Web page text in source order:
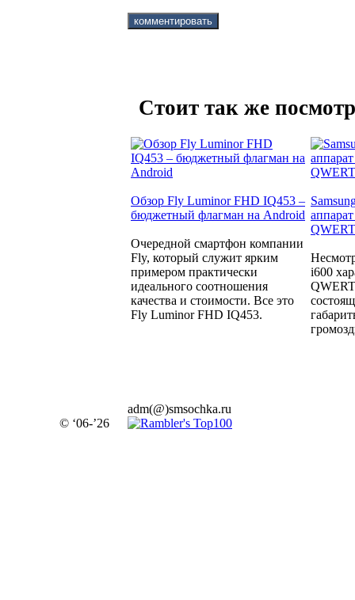
Стоит так же
Обзор Fly Luminor FHD IQ453 –
бюджетный флагман на Android
Очередной смартфон компании
Fly, который служит ярким
примером практически
идеального соотношения
качества и стоимости. Все это
Fly Luminor FHD IQ453.
i600
© ‘06-’26
adm(@)smsochka.ru